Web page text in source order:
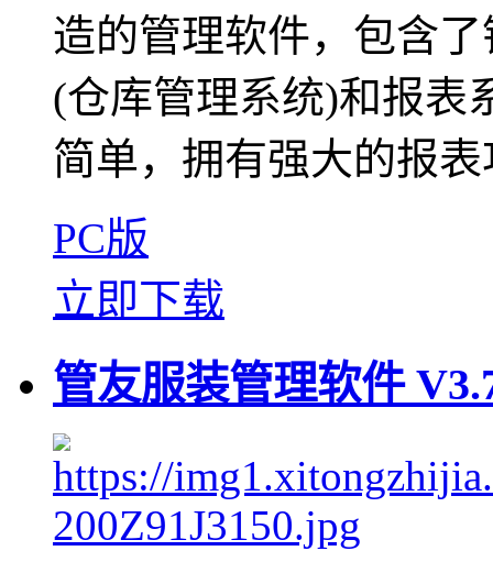
造的管理软件，包含
(仓库管理系统)和报表
简单，拥有强大的报
PC版
立即下载
管友服装管理软件